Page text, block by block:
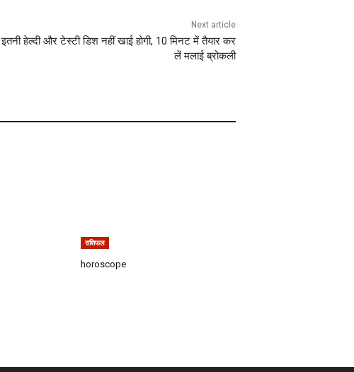
Next article
इतनी हेल्दी और टेस्टी डिश नहीं खाई होगी, 10 मिनट में तैयार कर
लें मलाई ब्रोकली
राशिफल
horoscope